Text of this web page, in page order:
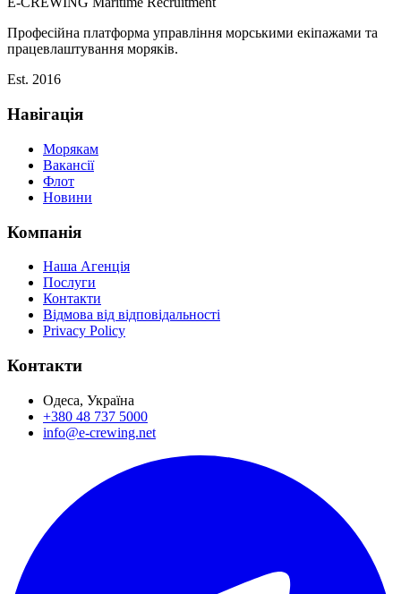
Професійна платформа управління морськими екіпажами та
працевлаштування моряків.
Est. 2016
Навігація
Морякам
Вакансії
Флот
Новини
Компанія
Наша Агенція
Послуги
Контакти
Відмова від відповідальності
Privacy Policy
Контакти
Одеса, Україна
+380 48 737 5000
info@e-crewing.net